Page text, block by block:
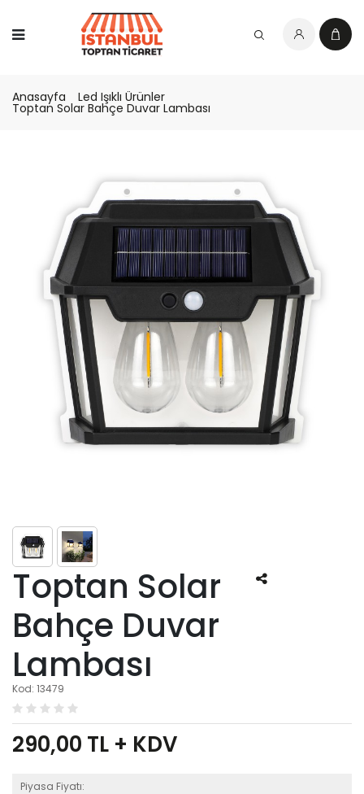
Anasayfa Led Işıklı Ürünler
Toptan Solar Bahçe Duvar Lambası
Toptan Solar
Bahçe Duvar
Lambası
Kod: 13479
290,00 TL + KDV
Piyasa Fiyatı: